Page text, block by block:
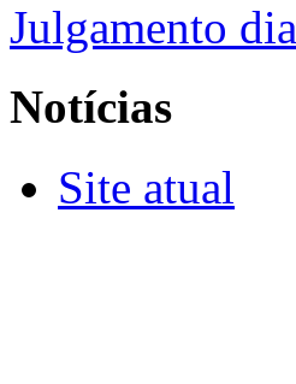
Julgamento
Notícias
Site atual